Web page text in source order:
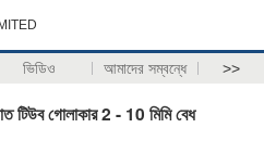
ভিডিও আমাদের সম্বন্ধে >>
টিউব গোলাকার 2 - 10 মিমি বেধ